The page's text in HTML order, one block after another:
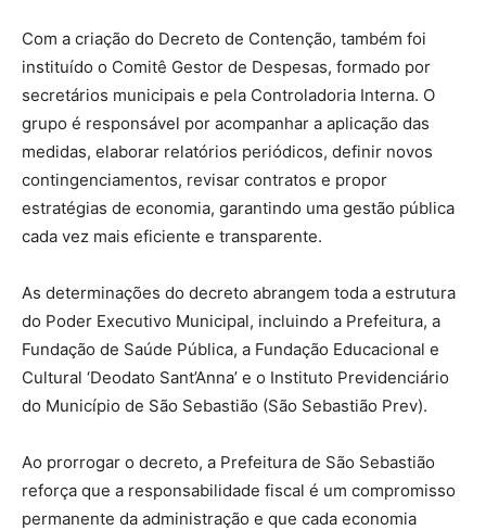
Com a criação do Decreto de Contenção, também foi
instituído o Comitê Gestor de Despesas, formado por
secretários municipais e pela Controladoria Interna. O
grupo é responsável por acompanhar a aplicação das
medidas, elaborar relatórios periódicos, definir novos
contingenciamentos, revisar contratos e propor
estratégias de economia, garantindo uma gestão pública
cada vez mais eficiente e transparente.
As determinações do decreto abrangem toda a estrutura
do Poder Executivo Municipal, incluindo a Prefeitura, a
Fundação de Saúde Pública, a Fundação Educacional e
Cultural ‘Deodato Sant’Anna’ e o Instituto Previdenciário
do Município de São Sebastião (São Sebastião Prev).
Ao prorrogar o decreto, a Prefeitura de São Sebastião
reforça que a responsabilidade fiscal é um compromisso
permanente da administração e que cada economia